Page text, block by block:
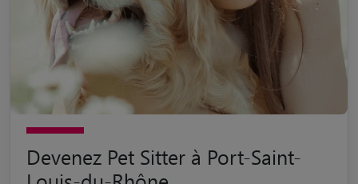
Devenez Pet Sitter à Port-Saint-